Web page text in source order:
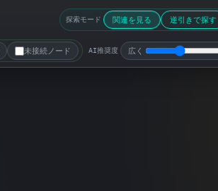
探索モード 関連を見る 逆引きで探す
未接続ノード AI推奨度 広く